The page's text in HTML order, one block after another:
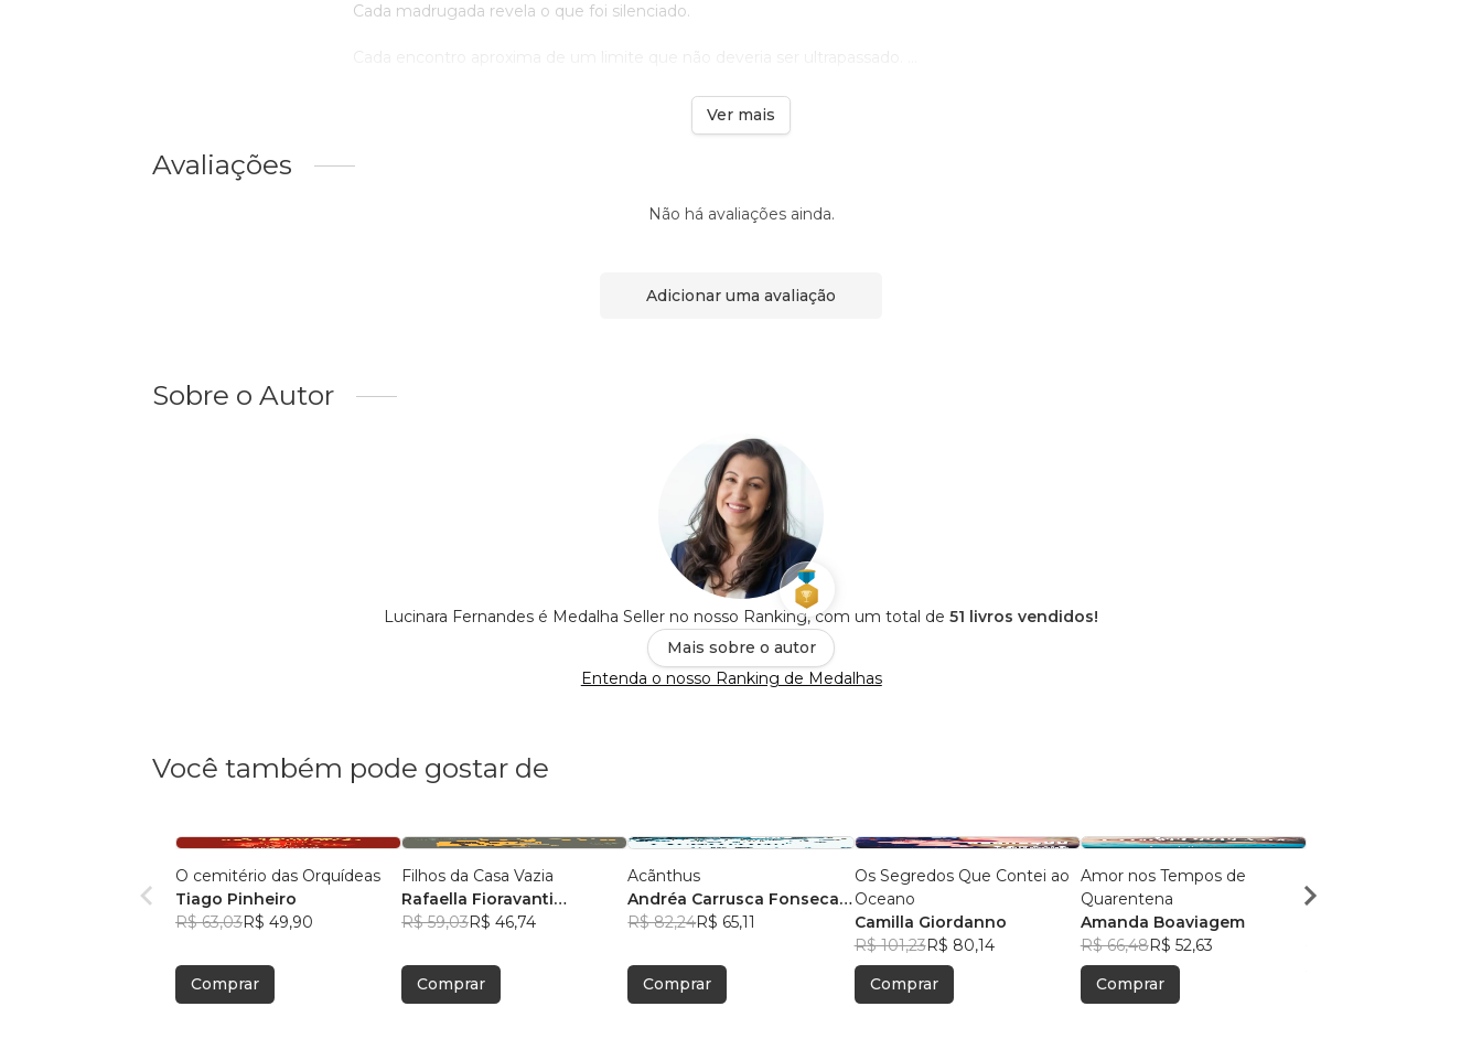
Cada madrugada revela o que foi silenciado.
Ver mais
Avaliações
Não há avaliações ainda.
Adicionar uma avaliação
Sobre o Autor
Lucinara Fernandes é Medalha Seller no nosso Ranking, com um total de 51 livros vendidos!
Mais sobre o autor
Entenda o nosso Ranking de Medalhas
Você também pode gostar de
O cemitério das Orquídeas
Tiago Pinheiro
R$ 63,03R$ 49,90
Comprar
Filhos da Casa Vazia
Rafaella Fioravanti
Venturato Silva
R$ 59,03R$ 46,74
Comprar
Acãnthus
Andréa Carrusca Fonseca
Fernandes
R$ 82,24R$ 65,11
Comprar
Os Segredos Que Contei ao
Oceano
Camilla Giordanno
R$ 101,23R$ 80,14
Comprar
Amor nos Tempos de
Quarentena
Amanda Boaviagem
R$ 66,48R$ 52,63
Comprar
MORTE